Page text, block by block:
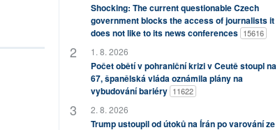
Shocking: The current questionable Czech
government blocks the access of journalists it
does not like to its news conferences 15616
1. 8. 2026
Počet obětí v pohraniční krizi v Ceutě stoupl na
67, španělská vláda oznámila plány na
vybudování bariéry 11622
2. 8. 2026
Trump ustoupil od útoků na Írán po varování ze